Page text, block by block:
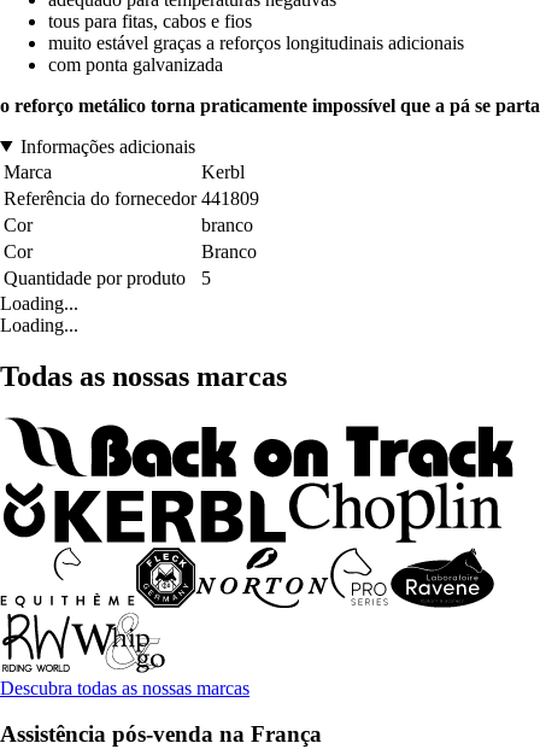
tous para fitas, cabos e fios
muito estável graças a reforços longitudinais adicionais
com ponta galvanizada
o reforço metálico torna praticamente impossível que a pá se parta
Informações adicionais
Marca
Kerbl
Referência do fornecedor 441809
Cor
branco
Cor
Branco
Quantidade por produto
5
Loading...
Loading...
Todas as nossas marcas
Descubra todas as nossas marcas
Assistência pós-venda na França